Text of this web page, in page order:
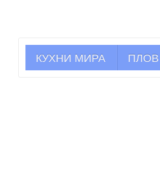
КУХНИ МИРА ПЛОВ